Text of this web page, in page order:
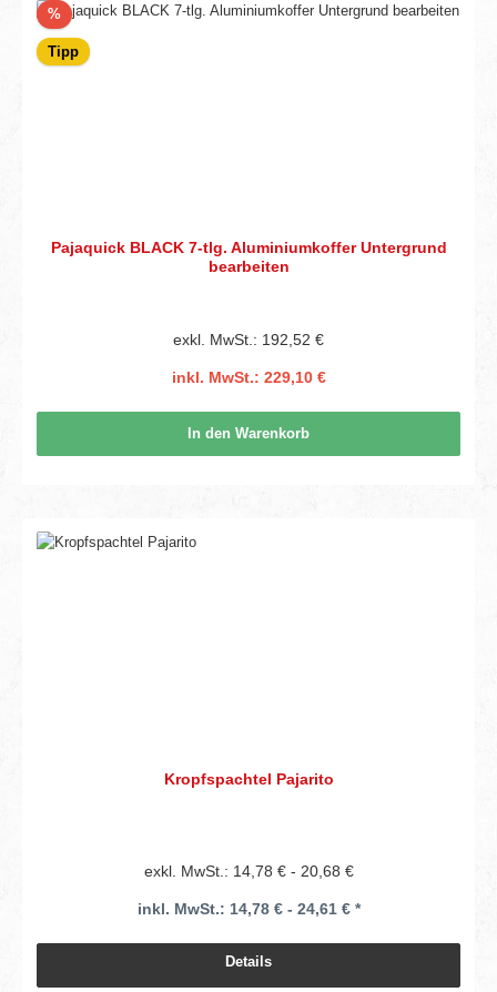
%Rabatt
Tipp
Pajaquick BLACK 7-tlg. Aluminiumkoffer Untergrund
bearbeiten
exkl. MwSt.: 192,52 €
inkl. MwSt.: 229,10 €
In den Warenkorb
Kropfspachtel Pajarito
exkl. MwSt.: 14,78 € - 20,68 €
inkl. MwSt.: 14,78 € - 24,61 € *
Details